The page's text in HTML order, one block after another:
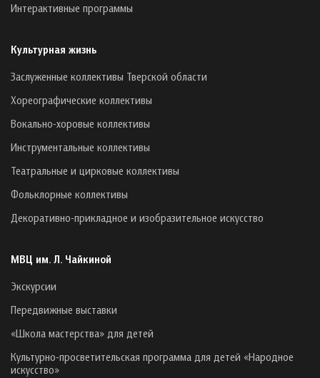
Интерактивные программы
Культурная жизнь
Заслуженные коллективы Тверской области
Хореографические коллективы
Вокально-хоровые коллективы
Инструментальные коллективы
Театральные и цирковые коллективы
Фольклорные коллективы
Декоративно-прикладное и изобразительное искусство
МВЦ им. Л. Чайкиной
Экскурсии
Передвижные выставки
«Школа мастерства» для детей
Культурно-просветительская программа для детей «Народное
искусство»